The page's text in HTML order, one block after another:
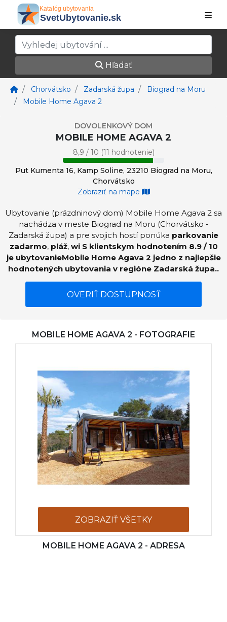
Hľadať
Chorvátsko Zadarská župa
Biograd na Moru
Mobile Home Agava 2
DOVOLENKOVÝ DOM
MOBILE HOME AGAVA 2
8,9 / 10 (11 hodnotenie)
Put Kumenta 16, Kamp Soline, 23210 Biograd na Moru,
Chorvátsko
Zobraziť na mape
Ubytovanie (prázdninový dom) Mobile Home Agava 2 sa
nachádza v meste Biograd na Moru (Chorvátsko -
Zadarská župa) a pre svojich hostí ponúka parkovanie
zadarmo, pláž, wi S klientskym hodnotením 8.9 / 10
je ubytovanieMobile Home Agava 2 jedno z najlepšie
hodnotených ubytovania v regióne Zadarská župa..
OVERIŤ DOSTUPNOSŤ
MOBILE HOME AGAVA 2 - FOTOGRAFIE
ZOBRAZIŤ VŠETKY
FOTOGRAFIE
MOBILE HOME AGAVA 2 - ADRESA